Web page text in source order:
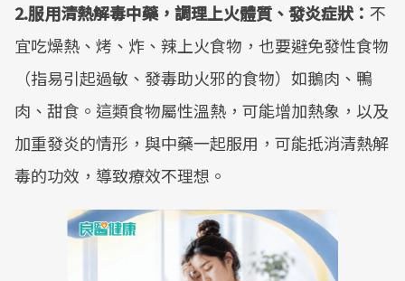
2.服用清熱解毒中藥，調理上火體質、發炎症狀： 不
宜吃燥熱、烤、炸、辣上火食物，也要避免發性食物
（指易引起過敏、發毒助火邪的食物）如鵝肉、鴨
肉、甜食。這類食物屬性溫熱，可能增加熱象，以及
加重發炎的情形，與中藥一起服用，可能抵消清熱解
毒的功效，導致療效不理想。